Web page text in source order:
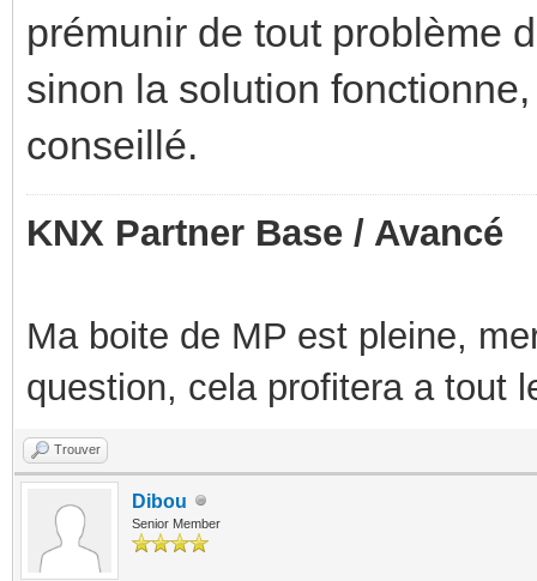
prémunir de tout problème
sinon la solution
conseillé.
KNX Partner Base / Avancé
Ma boite de MP est pleine,
question, cela profitera a tout
Trouver
Dibou
Senior Member